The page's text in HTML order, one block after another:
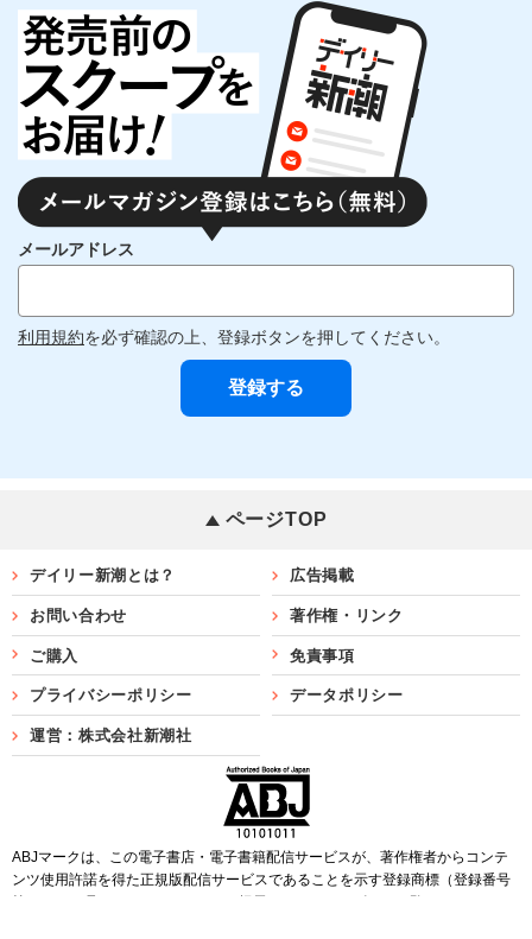
メールアドレス
利用規約を必ず確認の上、登録ボタンを押してください。
ページTOP
デイリー新潮とは？ 広告掲載
お問い合わせ 著作権・リンク
ご購入 免責事項
プライバシーポリシー データポリシー
運営：株式会社新潮社
ABJマークは、この電子書店・電子書籍配信サービスが、著作権者からコンテ
ンツ使用許諾を得た正規版配信サービスであることを示す登録商標（登録番号